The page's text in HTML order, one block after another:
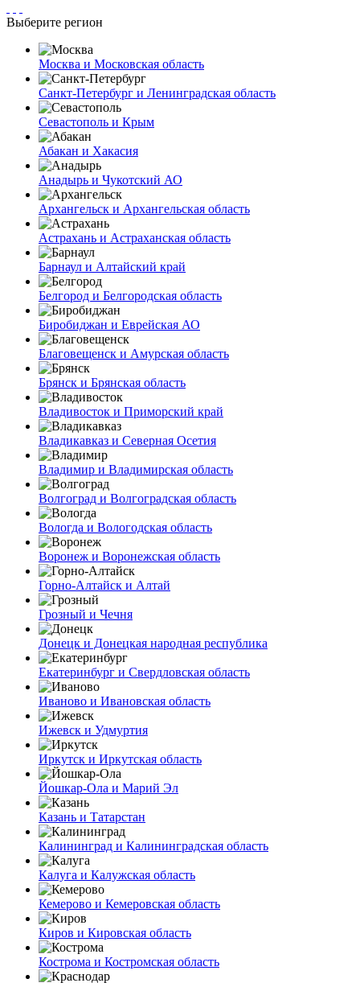
Выберите регион
Москва и Московская область
Санкт-Петербург и Ленинградская область
Севастополь и Крым
Абакан и Хакасия
Анадырь и Чукотский АО
Архангельск и Архангельская область
Астрахань и Астраханская область
Барнаул и Алтайский край
Белгород и Белгородская область
Биробиджан и Еврейская АО
Благовещенск и Амурская область
Брянск и Брянская область
Владивосток и Приморский край
Владикавказ и Северная Осетия
Владимир и Владимирская область
Волгоград и Волгоградская область
Вологда и Вологодская область
Воронеж и Воронежская область
Горно-Алтайск и Алтай
Грозный и Чечня
Донецк и Донецкая народная республика
Екатеринбург и Свердловская область
Иваново и Ивановская область
Ижевск и Удмуртия
Иркутск и Иркутская область
Йошкар-Ола и Марий Эл
Казань и Татарстан
Калининград и Калининградская область
Калуга и Калужская область
Кемерово и Кемеровская область
Киров и Кировская область
Кострома и Костромская область